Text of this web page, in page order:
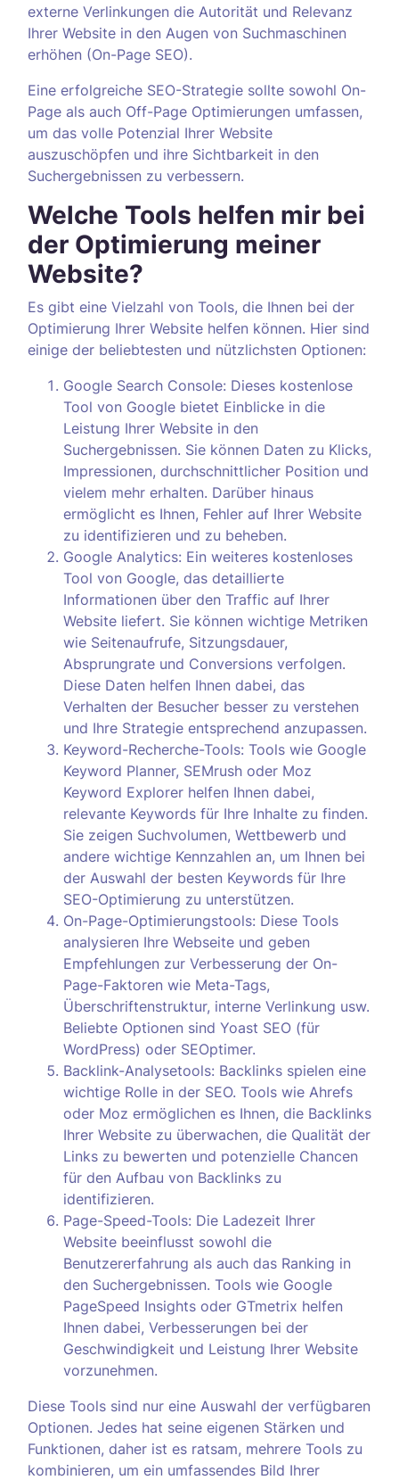
externe Verlinkungen die Autorität und Relevanz
Ihrer Website in den Augen von Suchmaschinen
erhöhen (On-Page SEO).
Eine erfolgreiche SEO-Strategie sollte sowohl On-
Page als auch Off-Page Optimierungen umfassen,
um das volle Potenzial Ihrer Website
auszuschöpfen und ihre Sichtbarkeit in den
Suchergebnissen zu verbessern.
Welche Tools helfen mir bei
der Optimierung meiner
Website?
Es gibt eine Vielzahl von Tools, die Ihnen bei der
Optimierung Ihrer Website helfen können. Hier sind
einige der beliebtesten und nützlichsten Optionen:
Google Search Console: Dieses kostenlose
Tool von Google bietet Einblicke in die
Leistung Ihrer Website in den
Suchergebnissen. Sie können Daten zu Klicks,
Impressionen, durchschnittlicher Position und
vielem mehr erhalten. Darüber hinaus
ermöglicht es Ihnen, Fehler auf Ihrer Website
zu identifizieren und zu beheben.
Google Analytics: Ein weiteres kostenloses
Tool von Google, das detaillierte
Informationen über den Traffic auf Ihrer
Website liefert. Sie können wichtige Metriken
wie Seitenaufrufe, Sitzungsdauer,
Absprungrate und Conversions verfolgen.
Diese Daten helfen Ihnen dabei, das
Verhalten der Besucher besser zu verstehen
und Ihre Strategie entsprechend anzupassen.
Keyword-Recherche-Tools: Tools wie Google
Keyword Planner, SEMrush oder Moz
Keyword Explorer helfen Ihnen dabei,
relevante Keywords für Ihre Inhalte zu finden.
Sie zeigen Suchvolumen, Wettbewerb und
andere wichtige Kennzahlen an, um Ihnen bei
der Auswahl der besten Keywords für Ihre
SEO-Optimierung zu unterstützen.
On-Page-Optimierungstools: Diese Tools
analysieren Ihre Webseite und geben
Empfehlungen zur Verbesserung der On-
Page-Faktoren wie Meta-Tags,
Überschriftenstruktur, interne Verlinkung usw.
Beliebte Optionen sind Yoast SEO (für
WordPress) oder SEOptimer.
Backlink-Analysetools: Backlinks spielen eine
wichtige Rolle in der SEO. Tools wie Ahrefs
oder Moz ermöglichen es Ihnen, die Backlinks
Ihrer Website zu überwachen, die Qualität der
Links zu bewerten und potenzielle Chancen
für den Aufbau von Backlinks zu
identifizieren.
Page-Speed-Tools: Die Ladezeit Ihrer
Website beeinflusst sowohl die
Benutzererfahrung als auch das Ranking in
den Suchergebnissen. Tools wie Google
PageSpeed Insights oder GTmetrix helfen
Ihnen dabei, Verbesserungen bei der
Geschwindigkeit und Leistung Ihrer Website
vorzunehmen.
Diese Tools sind nur eine Auswahl der verfügbaren
Optionen. Jedes hat seine eigenen Stärken und
Funktionen, daher ist es ratsam, mehrere Tools zu
kombinieren, um ein umfassendes Bild Ihrer